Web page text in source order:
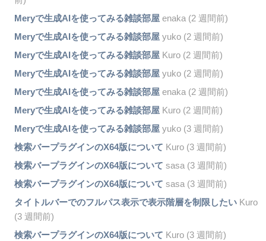
Meryで生成AIを使ってみる雑談部屋enaka (2 週間前)
Meryで生成AIを使ってみる雑談部屋yuko (2 週間前)
Meryで生成AIを使ってみる雑談部屋Kuro (2 週間前)
Meryで生成AIを使ってみる雑談部屋yuko (2 週間前)
Meryで生成AIを使ってみる雑談部屋enaka (2 週間前)
Meryで生成AIを使ってみる雑談部屋Kuro (2 週間前)
Meryで生成AIを使ってみる雑談部屋yuko (3 週間前)
検索バープラグインのX64版について Kuro (3 週間前)
検索バープラグインのX64版について sasa (3 週間前)
検索バープラグインのX64版について sasa (3 週間前)
タイトルバーでのフルパス表示で表示階層を制限したいKuro
(3 週間前)
検索バープラグインのX64版について Kuro (3 週間前)